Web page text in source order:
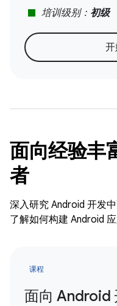
stop 培训级别： 初级
面向经验丰
者
深入研究 Android 开发
了解如何构建 Android 应
课程
面向 Android